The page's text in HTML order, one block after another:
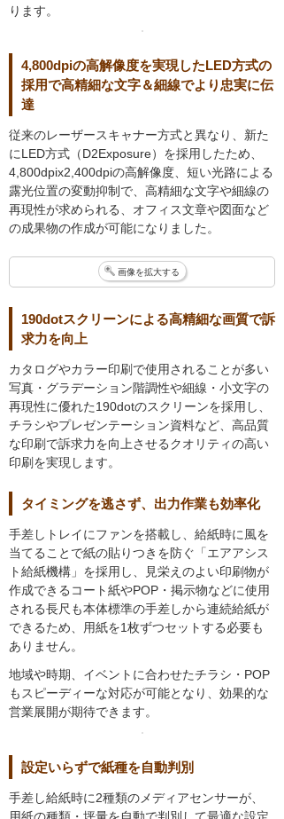
ります。
4,800dpiの高解像度を実現したLED方式の
採用で高精細な文字＆細線でより忠実に伝
達
従来のレーザースキャナー方式と異なり、新た
にLED方式（D2Exposure）を採用したため、
4,800dpix2,400dpiの高解像度、短い光路による
露光位置の変動抑制で、高精細な文字や細線の
再現性が求められる、オフィス文章や図面など
の成果物の作成が可能になりました。
画像を拡大する
190dotスクリーンによる高精細な画質で訴
求力を向上
カタログやカラー印刷で使用されることが多い
写真・グラデーション階調性や細線・小文字の
再現性に優れた190dotのスクリーンを採用し、
チラシやプレゼンテーション資料など、高品質
な印刷で訴求力を向上させるクオリティの高い
印刷を実現します。
タイミングを逃さず、出力作業も効率化
手差しトレイにファンを搭載し、給紙時に風を
当てることで紙の貼りつきを防ぐ「エアアシス
ト給紙機構」を採用し、見栄えのよい印刷物が
作成できるコート紙やPOP・掲示物などに使用
される長尺も本体標準の手差しから連続給紙が
できるため、用紙を1枚ずつセットする必要も
ありません。
地域や時期、イベントに合わせたチラシ・POP
もスピーディーな対応が可能となり、効果的な
営業展開が期待できます。
設定いらずで紙種を自動判別
手差し給紙時に2種類のメディアセンサーが、
用紙の種類・坪量を自動で判別して最適な設定